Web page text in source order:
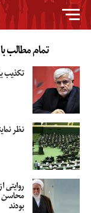
تمام
تکذیب
نظر
روایتی
محاسن
بودند